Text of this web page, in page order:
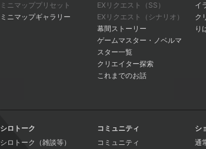
ミニマッププリセット
ミニマップギャラリー
EXリクエスト（SS）
EXリクエスト（シナリオ）
幕間ストーリー
ゲームマスター・ノベルマ
スター一覧
クリエイター探索
これまでのお話
イ
ク
り
シロトーク
シロトーク（雑談等）
コミュニティ
コミュニティ
シ
通